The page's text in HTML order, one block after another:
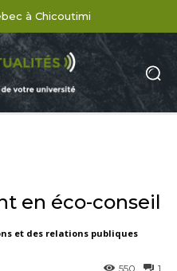
à Chicoutimi
en éco-conseil
et des relations publiques
1
550